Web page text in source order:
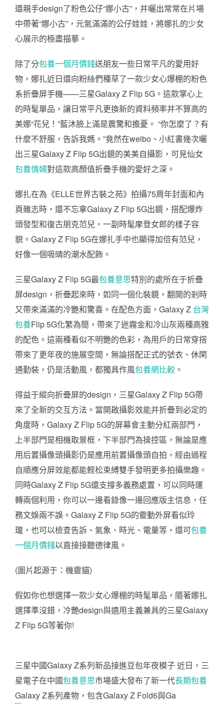
還親手design了粉色公仔“娜小古”，并曬出常常在片場
中帶著“娜小古”，元氣滿滿的公仔娃娃，將娜扎的少女
心展示的極盡描摹。
除了分包養一個月價錢送朋友一些日常平凡的愛用好
物，娜扎近日還向粉絲們種草了一款少女心爆棚的粉色
系折疊屏手機——三星Galaxy Z Flip 5G。這款掌心上
的時髦單品，讓日常平凡更換新的資料頻率并不算高的
美娜“花兒！”藍沐臉上滿是震驚和擔憂。 “你怎麼了？有
什麼不舒服，告訴我媽。”竟然在weibo、小紅書幾次曬
出三星Galaxy Z Flip 5G出鏡的美美自攝影，可見仙女
包養情婦對這款高顏值折疊手機的愛好之深。
娜扎在為《ELLE世界古裝之苑》拍攝75周年封面和內
頁雜志時，還不忘拿Galaxy Z Flip 5G出鏡，搭配爆炸
頭發型和復古朋克范兒，一副時髦摩登女郎的樣子容
貌。Galaxy Z Flip 5G在娜扎手中也顯得加倍有范兒，
好像一個吸晴的潮水配飾。
三星Galaxy Z Flip 5G最包養意思特別的處所在于折疊
屏design，折疊起來時，如同一個化裝鏡，翻開的剎時
又帶來滿滿的冷艷和驚喜。在配色方面，Galaxy Z 台灣
包養Flip 5G化繁為簡，帶來了迷霧金和冷山灰兩種高雅
的配色。這兩種看似不明艷的色彩，為用戶的日常穿搭
帶來了更年夜的施展空間，無論搭配正式的號衣、休閑
通勤裝，仍是活動風，都獨具作風包養網比較 。
得益于縱向折疊屏的design，三星Galaxy Z Flip 5G帶
來了全新的交互方法。當開啟攝影效能并折疊到必定的
角度時，Galaxy Z Flip 5G的屏幕會主動分紅兩部門，
上半部門是相機取景框，下半部門為操控區，無論是應
用后置攝像頭攝影仍是應用前置攝像頭自拍，經由過程
自順應分屏效能都能輕松束縛雙手發明更多拍攝樂趣。
同時Galaxy Z Flip 5G還支撐多義務處置，可以同時運
轉兩個利用，你可以一邊看錄像一邊回應版主信息，任
務文娛兩不誤。Galaxy Z Flip 5G的靈動外屏看似玲
瓏，也可以檢查告訴、氣象、時光、電量等，還可包養
一個月價錢以直接接聽德律風。
(圖片起源于：機靈貓)
假如你也想選擇一款少女心爆棚的時髦單品，隨著娜扎
選擇準沒錯，冷艷design與適用主義兼具的三星Galaxy
Z Flip 5G等著你!
三星中國Galaxy Z系列新品接進豆包年夜模子 近日，三
星電子在中國包養意思市場盛大發布了新一代長期包養
Galaxy Z系列產物，包含Galaxy Z Fold6與Ga